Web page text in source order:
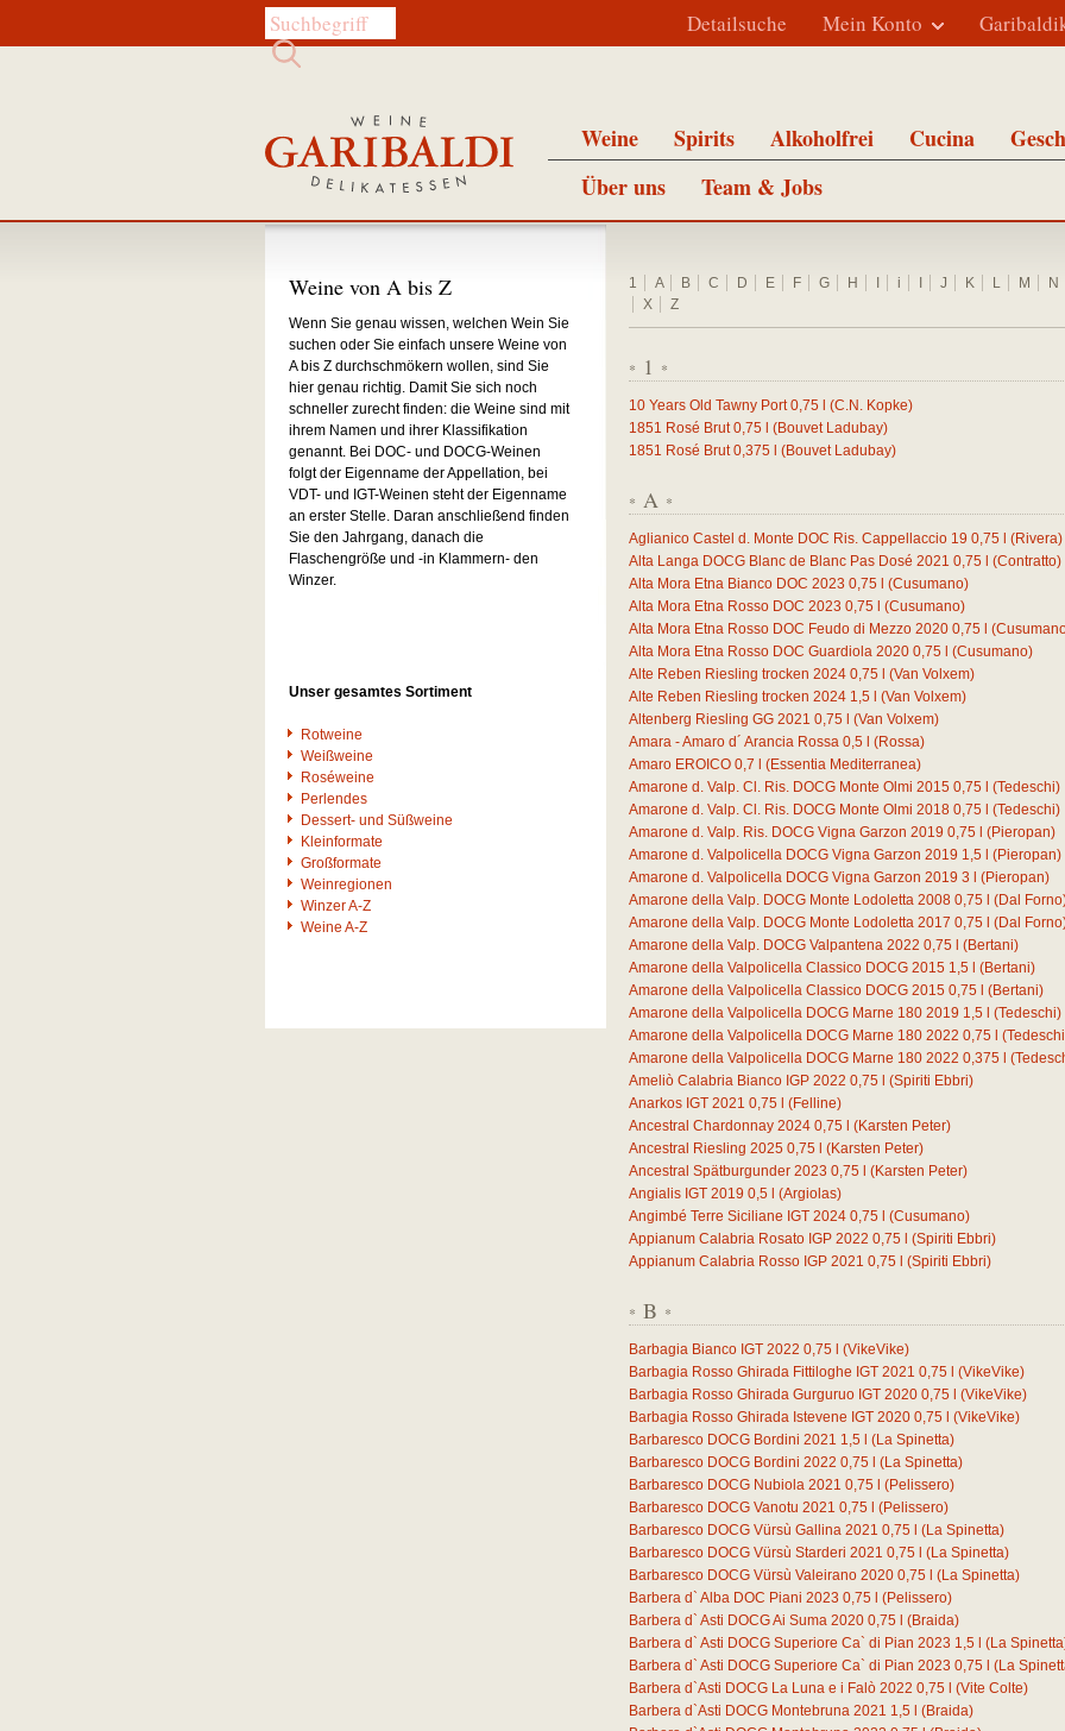
Diese Website durchsuchen: Mein Konto
Detailsuche
Weine Spirits Alkoholfrei Cucina
Über uns
Team & Jobs
1 A B C D E F G H i J K L M
N
X
Z
* 1 *
10 Years Old Tawny Port 0,75
(C.N. Kopke)
1851 Rosé Brut 0,75
(Bouvet Ladubay)
1851 Rosé Brut 0,375 (Bouvet Ladubay)
* A *
Aglianico Castel d. Monte DOC Ris. Cappellaccio 19 0,75
(Rivera)
Alta Langa DOCG Blanc de Blanc Pas Dosé 2021 0,75
(Contratto)
Alta Mora Etna Bianco DOC 2023 0,75
(Cusumano)
Alta Mora Etna Rosso DOC 2023 0,75
(Cusumano)
Alta Mora Etna Rosso DOC Feudo di Mezzo 2020 0,75
Alta Mora Etna Rosso DOC Guardiola 2020 0,75
(Cusumano)
Alte Reben Riesling trocken 2024 0,75
(Van Volxem)
Alte Reben Riesling trocken 2024 1,5
(Van Volxem)
Altenberg Riesling GG 2021 0,75
(Van Volxem)
Amara - Amaro d´ Arancia Rossa 0,5
(Rossa)
Amaro EROICO 0,7
(Essentia Mediterranea)
Amarone d. Valp. Cl. Ris. DOCG Monte Olmi 2015 0,75
(Tedeschi)
Amarone d. Valp. Cl. Ris. DOCG Monte Olmi 2018 0,75
(Tedeschi)
Amarone d. Valp. Ris. DOCG Vigna Garzon 2019 0,75
(Pieropan)
Amarone d. Valpolicella DOCG Vigna Garzon 2019 1,5
(Pieropan)
Amarone d. Valpolicella DOCG Vigna Garzon 2019 3
(Pieropan)
Amarone della Valp. DOCG Monte Lodoletta 2008 0,75
(Dal
Amarone della Valp. DOCG Monte Lodoletta 2017 0,75
(Dal
Amarone della Valp. DOCG Valpantena 2022 0,75
(Bertani)
Amarone della Valpolicella Classico DOCG 2015 1,5
(Bertani)
Amarone della Valpolicella Classico DOCG 2015 0,75
(Bertani)
Amarone della Valpolicella DOCG Marne 180 2019 1,5
(Tedeschi)
Amarone della Valpolicella DOCG Marne 180 2022 0,75
Amarone della Valpolicella DOCG Marne 180 2022 0,375
Ameliò Calabria Bianco IGP 2022 0,75
(Spiriti Ebbri)
Anarkos IGT 2021 0,75
(Felline)
Ancestral Chardonnay 2024 0,75
(Karsten Peter)
Ancestral Riesling 2025 0,75
(Karsten Peter)
Ancestral Spätburgunder 2023 0,75
(Karsten Peter)
Angialis IGT 2019 0,5
(Argiolas)
Angimbé Terre Siciliane IGT 2024 0,75
(Cusumano)
Appianum Calabria Rosato IGP 2022 0,75
(Spiriti Ebbri)
Appianum Calabria Rosso IGP 2021 0,75 (Spiriti Ebbri)
* B *
Barbagia Bianco IGT 2022 0,75
(VikeVike)
Barbagia Rosso Ghirada Fittiloghe IGT 2021 0,75
(VikeVike)
Barbagia Rosso Ghirada Gurguruo IGT 2020 0,75
(VikeVike)
Barbagia Rosso Ghirada Istevene IGT 2020 0,75
(VikeVike)
Barbaresco DOCG Bordini 2021 1,5
(La Spinetta)
Barbaresco DOCG Bordini 2022 0,75
(La Spinetta)
Barbaresco DOCG Nubiola 2021 0,75
(Pelissero)
Barbaresco DOCG Vanotu 2021 0,75
(Pelissero)
Barbaresco DOCG Vürsù Gallina 2021 0,75
(La Spinetta)
Barbaresco DOCG Vürsù Starderi 2021 0,75
(La Spinetta)
Barbaresco DOCG Vürsù Valeirano 2020 0,75
(La Spinetta)
Barbera d` Alba DOC Piani 2023 0,75
(Pelissero)
Barbera d` Asti DOCG Ai Suma 2020 0,75
(Braida)
Barbera d` Asti DOCG Superiore Ca` di Pian 2023 1,5
(La
Barbera d` Asti DOCG Superiore Ca` di Pian 2023 0,75
(La
Barbera d`Asti DOCG La Luna e i Falò 2022 0,75
(Vite Colte)
Barbera d`Asti DOCG Montebruna 2021 1,5
(Braida)
Weine von A bis Z
Wenn Sie genau wissen, welchen Wein Sie
suchen oder Sie einfach unsere Weine von
A bis Z durchschmökern wollen, sind Sie
hier genau richtig. Damit Sie sich noch
schneller zurecht finden: die Weine sind mit
ihrem Namen und ihrer Klassifikation
genannt. Bei DOC- und DOCG-Weinen
folgt der Eigenname der Appellation, bei
VDT- und IGT-Weinen steht der Eigenname
an erster Stelle. Daran anschließend finden
Sie den Jahrgang, danach die
Flaschengröße und -in Klammern- den
Winzer.
Unser gesamtes Sortiment
Rotweine
Weißweine
Roséweine
Perlendes
Dessert- und Süßweine
Kleinformate
Großformate
Weinregionen
Winzer A-Z
Weine A-Z